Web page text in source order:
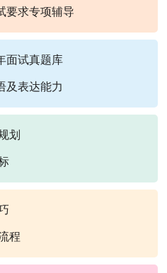
要求专项辅导
面试真题库
及表达能力
划
程